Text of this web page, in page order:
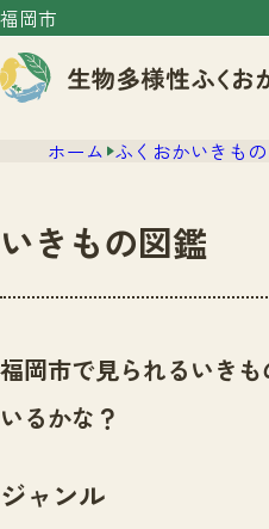
福岡市
センター紹介
センター紹介TOP
サイトポリシー
ニュース
いきものガイド
イベント
ホーム ふくおかいきも
いきもの図鑑
福岡市で見られるいき
いるかな？
ジャンル